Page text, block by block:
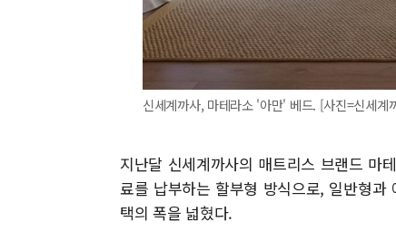
신세계까사, 마테라소 '아만' 베드. [사진=신세계
지난달 신세계까사의 매트리스 브랜드 마
료를 납부하는 할부형 방식으로, 일반형
택의 폭을 넓혔다.